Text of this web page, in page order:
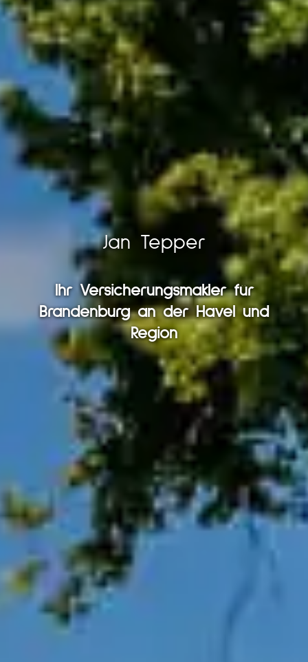
Jan Tepper
Ihr Ver­sicherungs­makler für
Brandenburg an der Havel und
Region